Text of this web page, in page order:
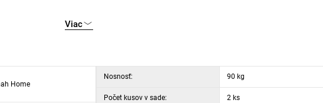
Viac
Home
Nosnosť: 90 kg
Počet kusov v sade: 2 ks